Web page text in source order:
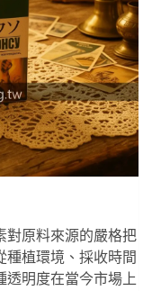
對原料來源的嚴格把
種植環境、採收時間
透明度在當今市場上